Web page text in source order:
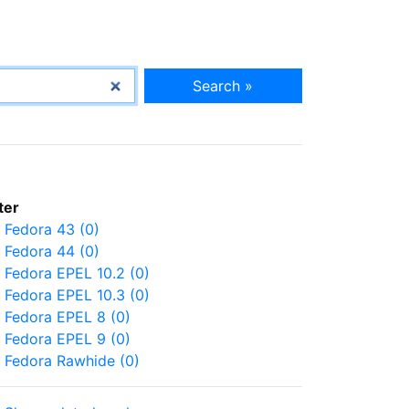
Search »
Fedora 43 (0)
Fedora 44 (0)
Fedora EPEL 10.2 (0)
Fedora EPEL 10.3 (0)
Fedora EPEL 8 (0)
Fedora EPEL 9 (0)
Fedora Rawhide (0)